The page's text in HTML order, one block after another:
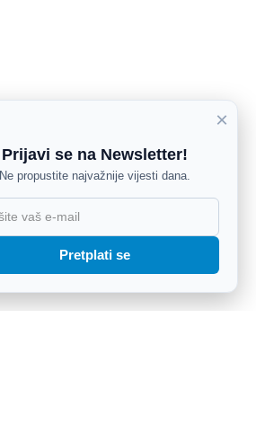
×
Prijavi se na Newsletter!
Ne propustite najvažnije vijesti dana.
Pretplati se